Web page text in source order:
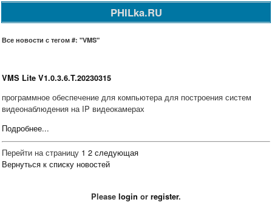
PHILka.RU
Все новости с тегом #: "VMS"
VMS Lite V1.0.3.6.T.20230315
программное обеспечение для компьютера для построения систем
видеонаблюдения на IP видеокамерах
Подробнее...
Перейти на страницу 1 2 следующая
Вернуться к списку новостей
Please login or register.